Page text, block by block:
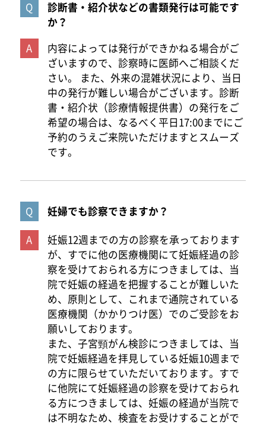
診断書・紹介状などの書類発行は可能です
か？
内容によっては発行ができかねる場合がご
ざいますので、診察時に医師へご相談くだ
さい。 また、外来の混雑状況により、当日
中の発行が難しい場合がございます。診断
書・紹介状（診療情報提供書）の発行をご
希望の場合は、なるべく平日17:00までにご
予約のうえご来院いただけますとスムーズ
です。
妊婦でも診察できますか？
妊娠12週までの方の診察を承っております
が、すでに他の医療機関にて妊娠経過の診
察を受けておられる方につきましては、当
院で妊娠の経過を把握することが難しいた
め、原則として、これまで通院されている
医療機関（かかりつけ医）でのご受診をお
願いしております。
また、子宮頸がん検診につきましては、当
院で妊娠経過を拝見している妊娠10週まで
の方に限らせていただいております。すで
に他院にて妊娠経過の診察を受けておられ
る方につきましては、妊娠の経過が当院で
は不明なため、検査をお受けすることがで